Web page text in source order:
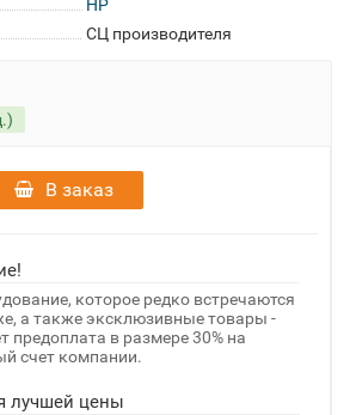
HP
СЦ производителя
В заказ
которое редко встречаются
а также эксклюзивные товары -
предоплата в размере 30% на
счет компании.
лучшей цены